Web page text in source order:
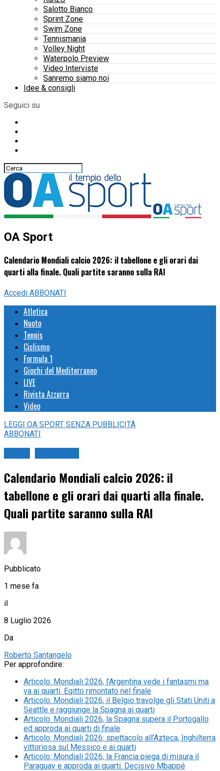
Salotto Bianco
Sprint Zone
Swim Zone
Tennismania
Volley Night
Waterpolo Preview
Video Interviste
Sanremo siamo noi
Idee & consigli
Seguici su
OA Sport
Calendario Mondiali calcio 2026: il tabellone e gli orari dai
quarti alla finale. Quali partite saranno sulla RAI
Accedi ABBONATI
Atletica
Nuoto
Tennis
Ciclismo
Formula 1
Giochi del Mediterraneo
LIVE
Rivista Azzurra
Video
LEGGI OA SPORT SENZA PUBBLICITÀ
ABBONATI
Calendario Mondiali calcio 2026: il
tabellone e gli orari dai quarti alla finale.
Quali partite saranno sulla RAI
Pubblicato
1 mese fa
il
8 Luglio 2026
Da
Roberto Santangelo
Per approfondire:
Articolo: Mondiali 2026, l’Argentina vede i fantasmi ma
va ai quarti. Egitto rimontato nel finale
Articolo: Mondiali 2026, il Belgio travolge gli Stati Uniti a
Seattle e raggiunge la Spagna ai quarti
Articolo: Mondiali 2026, la Spagna supera il Portogallo
ed approda ai quarti di finale
Articolo: Mondiali 2026: spettacolo all’Azteca, Inghilterra
vittoriosa sul Messico e ai quarti
Articolo: Mondiali 2026, la Francia piega di misura il
Paraguay e approda ai quarti. Decisivo Mbappé